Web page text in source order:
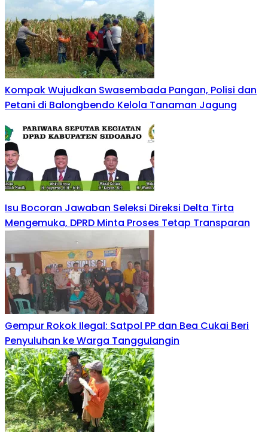
Kompak Wujudkan Swasembada Pangan, Polisi dan
Petani di Balongbendo Kelola Tanaman Jagung
Isu Bocoran Jawaban Seleksi Direksi Delta Tirta
Mengemuka, DPRD Minta Proses Tetap Transparan
Gempur Rokok Ilegal: Satpol PP dan Bea Cukai Beri
Penyuluhan ke Warga Tanggulangin